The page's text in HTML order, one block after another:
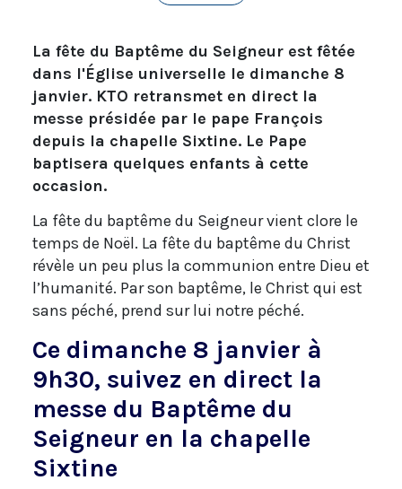
La fête du Baptême du Seigneur est fêtée
dans l'Église universelle le dimanche 8
janvier. KTO retransmet en direct la
messe présidée par le pape François
depuis la chapelle Sixtine. Le Pape
baptisera quelques enfants à cette
occasion.
La fête du baptême du Seigneur vient clore le
temps de Noël. La fête du baptême du Christ
révèle un peu plus la communion entre Dieu et
l’humanité. Par son baptême, le Christ qui est
sans péché, prend sur lui notre péché.
Ce dimanche 8 janvier à
9h30, suivez en direct la
messe du Baptême du
Seigneur en la chapelle
Sixtine